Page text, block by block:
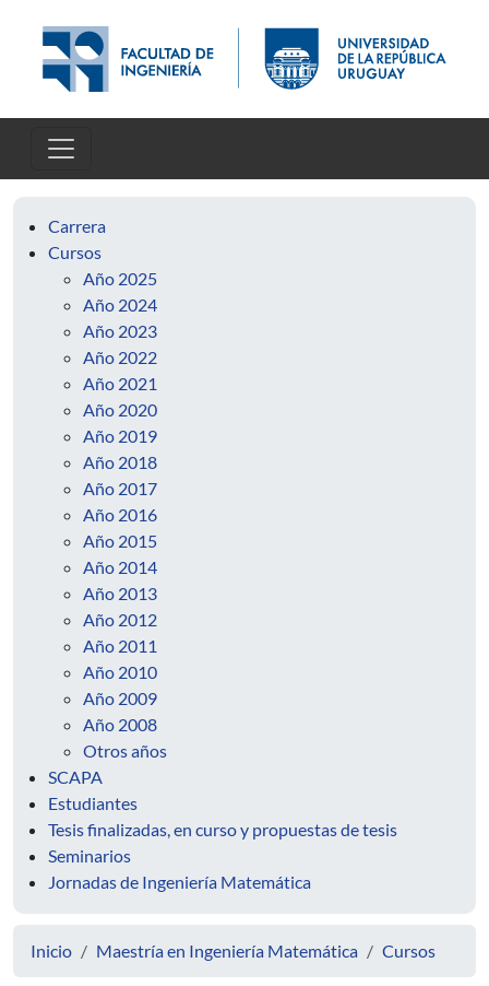
Carrera
Cursos
Año 2025
Año 2024
Año 2023
Año 2022
Año 2021
Año 2020
Año 2019
Año 2018
Año 2017
Año 2016
Año 2015
Año 2014
Año 2013
Año 2012
Año 2011
Año 2010
Año 2009
Año 2008
Otros años
SCAPA
Estudiantes
Tesis finalizadas, en curso y propuestas de tesis
Seminarios
Jornadas de Ingeniería Matemática
Inicio Maestría en Ingeniería Matemática Cursos